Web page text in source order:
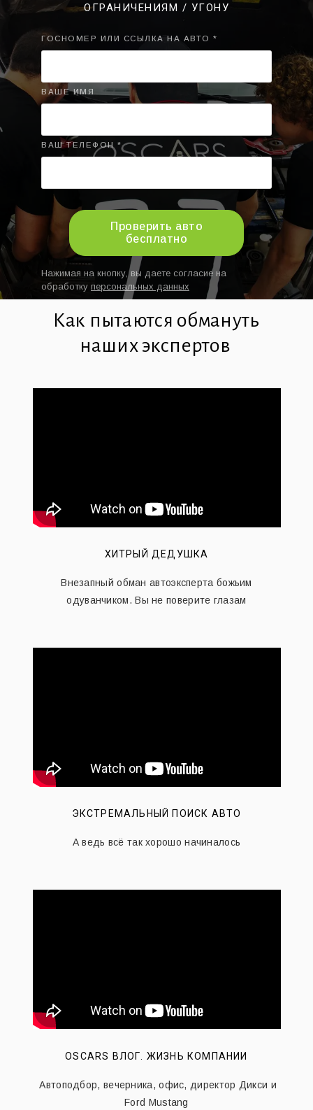
ОГРАНИЧЕНИЯМ / УГОНУ
ГОСНОМЕР ИЛИ ССЫЛКА НА АВТО *
ВАШЕ ИМЯ
ВАШ ТЕЛЕФОН *
Проверить авто
бесплатно
Нажимая на кнопку, вы даете согласие на
обработку персональных данных
Как пытаются обмануть
наших экспертов
ХИТРЫЙ ДЕДУШКА
Внезапный обман автоэксперта божьим
одуванчиком. Вы не поверите глазам
ЭКСТРЕМАЛЬНЫЙ ПОИСК АВТО
А ведь всё так хорошо начиналось
OSCARS ВЛОГ. ЖИЗНЬ КОМПАНИИ
Автоподбор, вечерника, офис, директор Дикси и
Ford Mustang